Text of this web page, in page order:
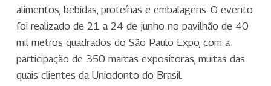
alimentos, bebidas, proteínas e embalagens. O evento
foi realizado de 21 a 24 de junho no pavilhão de 40
mil metros quadrados do São Paulo Expo, com a
participação de 350 marcas expositoras, muitas das
quais clientes da Uniodonto do Brasil.